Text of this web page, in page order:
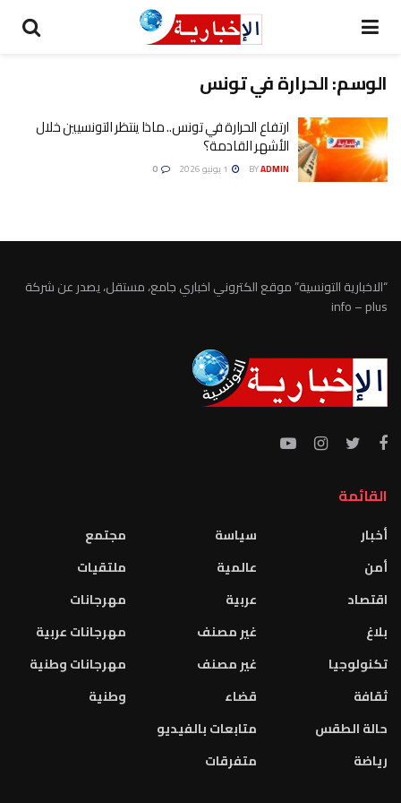
الوسم:الحرارة في تونس
ارتفاع الحرارة في تونس.. ماذا ينتظر التونسيين خلال
الأشهر القادمة؟
BYADMIN
“الاخبارية التونسية” موقع الكتروني اخباري جامع، مستقل، يصدر عن شركة
info – plus
القائمة
أخبار
أمن
اقتصاد
بلاغ
تكنولوجيا
ثقافة
حالة الطقس
رياضة
سياسة
عالمية
عربية
غير مصنف
غير مصنف
قضاء
متابعات بالفيديو
متفرقات
مجتمع
ملتقيات
مهرجانات
مهرجانات عربية
مهرجانات وطنية
وطنية